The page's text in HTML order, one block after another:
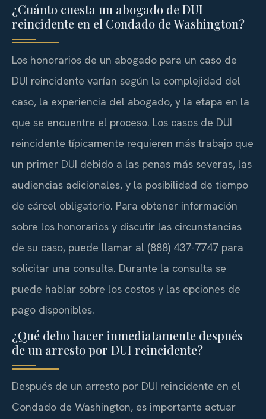
¿Cuánto cuesta un abogado de DUI
reincidente en el Condado de Washington?
Los honorarios de un abogado para un caso de
DUI reincidente varían según la complejidad del
caso, la experiencia del abogado, y la etapa en la
que se encuentre el proceso. Los casos de DUI
reincidente típicamente requieren más trabajo que
un primer DUI debido a las penas más severas, las
audiencias adicionales, y la posibilidad de tiempo
de cárcel obligatorio. Para obtener información
sobre los honorarios y discutir las circunstancias
de su caso, puede llamar al (888) 437-7747 para
solicitar una consulta. Durante la consulta se
puede hablar sobre los costos y las opciones de
pago disponibles.
¿Qué debo hacer inmediatamente después
de un arresto por DUI reincidente?
Después de un arresto por DUI reincidente en el
Condado de Washington, es importante actuar